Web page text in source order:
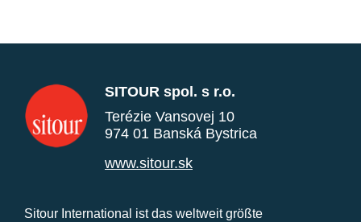
SITOUR spol. s r.o.
Terézie Vansovej 10
974 01 Banská Bystrica
www.sitour.sk
Sitour International ist das weltweit größte